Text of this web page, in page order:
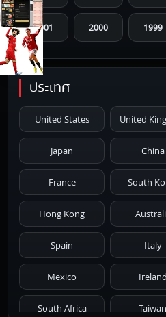
2001 2000 1999
1996 1995 1994
1991
1986 1985 1984
1981 1980 1979
1976 1975 1974
1971 1970 1969
1966 1965 1964
1959
ประเทศ
United States United
Japan China
France South
Hong Kong
Spain Italy
Mexico Ireland
South Africa Taiwan